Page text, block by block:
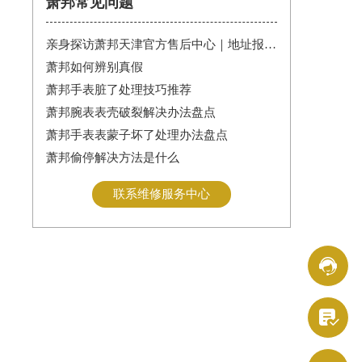
亲身探访萧邦天津官方售后中心｜地址报修全流程真实经历（2026年6月最新）
萧邦如何辨别真假
萧邦手表脏了处理技巧推荐
萧邦腕表表壳破裂解决办法盘点
萧邦手表表蒙子坏了处理办法盘点
萧邦偷停解决方法是什么
联系维修服务中心

